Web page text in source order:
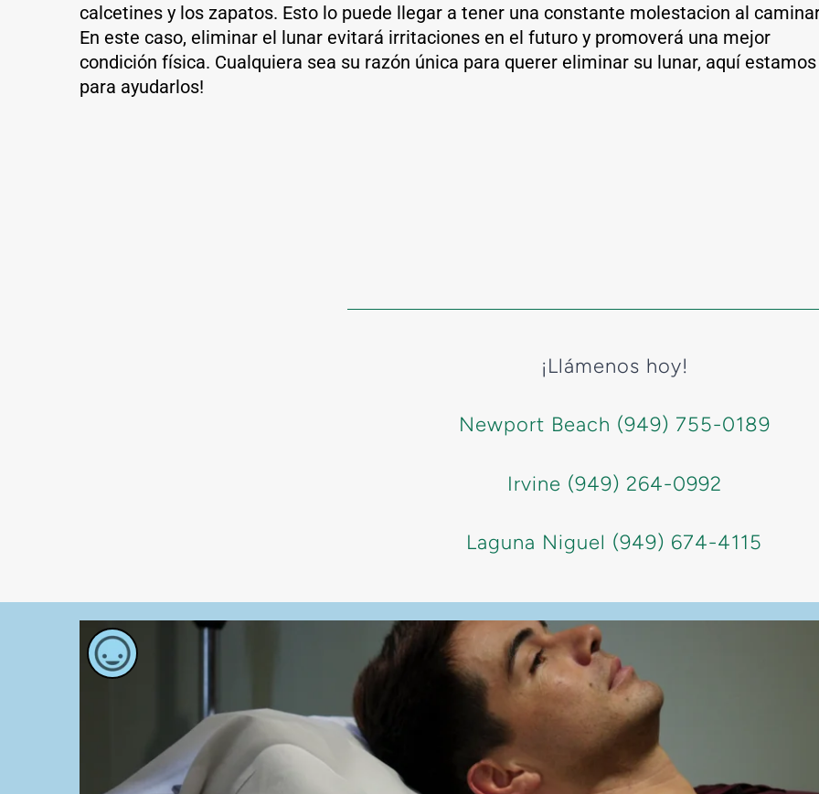
calcetines y los zapatos. Esto lo puede llegar a tener una constante molestacion al
En este caso, eliminar el lunar evitará irritaciones en el futuro y promoverá una mejor
condición física. Cualquiera sea su razón única para querer eliminar su lunar, aquí estamos
para ayudarlos!
¡Llámenos hoy!
Newport Beach (949) 755-0189
Irvine (949) 264-0992
Laguna Niguel (949) 674-4115